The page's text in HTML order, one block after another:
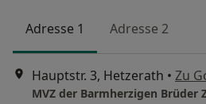
Adresse 1 Adresse 2
Hauptstr. 3, Hetzerath • Zu
MVZ der Barmherzigen Brüder